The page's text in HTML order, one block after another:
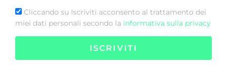
Cliccando su Iscriviti acconsento al trattamento dei
miei dati personali secondo la informativa sulla privacy
ISCRIVITI